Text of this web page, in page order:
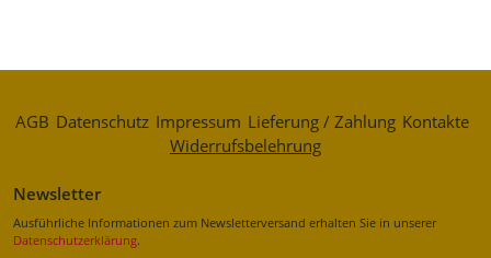
AGB Datenschutz Impressum Lieferung / Zahlung Kontakte
Widerrufsbelehrung
Newsletter
Ausführliche Informationen zum Newsletterversand erhalten Sie in unserer
Datenschutzerklärung.